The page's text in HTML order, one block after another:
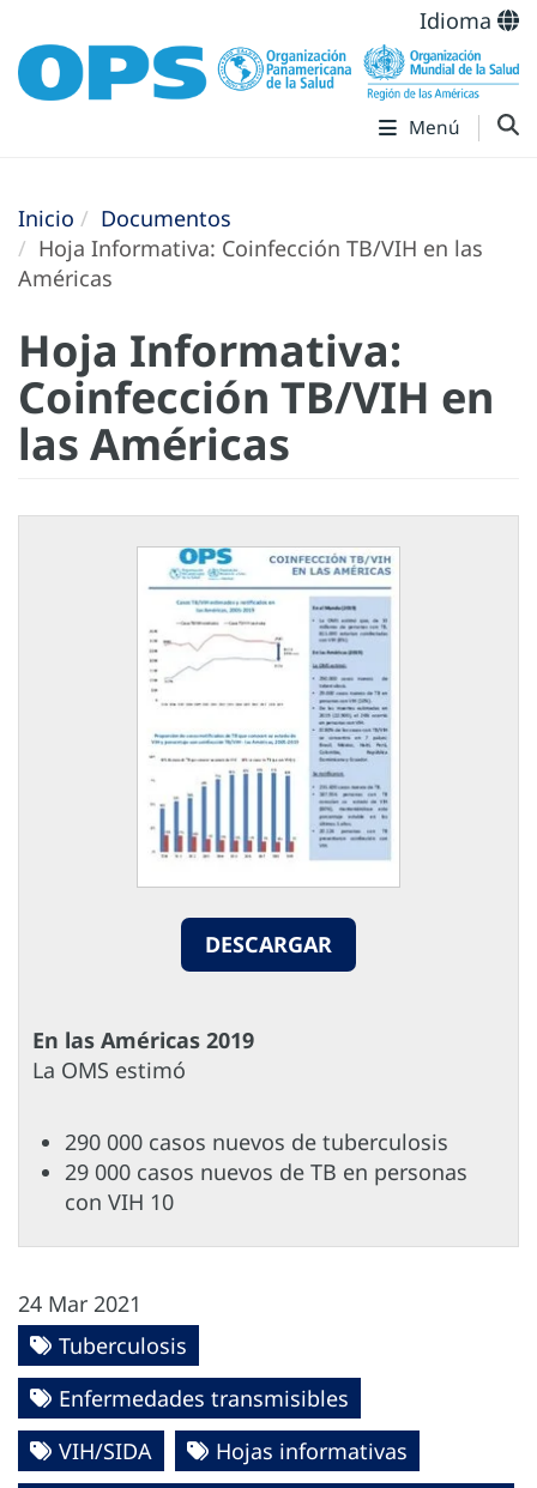
Idioma
Menú
Inicio
Documentos
Hoja Informativa: Coinfección TB/VIH en las
Américas
Hoja Informativa:
Coinfección TB/VIH en
las Américas
DESCARGAR
En las Américas 2019
La OMS estimó
290 000 casos nuevos de tuberculosis
29 000 casos nuevos de TB en personas
con VIH 10
24 Mar 2021
Tuberculosis
Enfermedades transmisibles
VIH/SIDA
Hojas informativas